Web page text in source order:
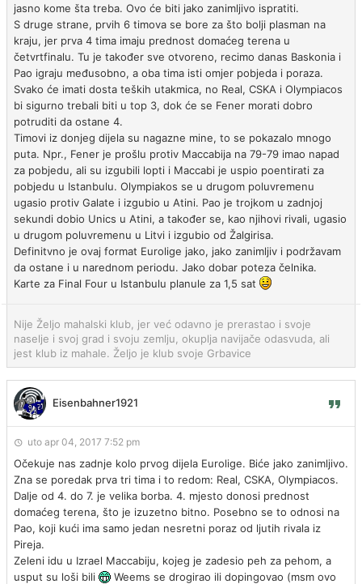
jasno kome šta treba. Ovo će biti jako zanimljivo ispratiti.
S druge strane, prvih 6 timova se bore za što bolji plasman na
kraju, jer prva 4 tima imaju prednost domaćeg terena u
četvrtfinalu. Tu je također sve otvoreno, recimo danas Baskonia i
Pao igraju međusobno, a oba tima isti omjer pobjeda i poraza.
Svako će imati dosta teških utakmica, no Real, CSKA i Olympiacos
bi sigurno trebali biti u top 3, dok će se Fener morati dobro
potruditi da ostane 4.
Timovi iz donjeg dijela su nagazne mine, to se pokazalo mnogo
puta. Npr., Fener je prošlu protiv Maccabija na 79-79 imao napad
za pobjedu, ali su izgubili lopti i Maccabi je uspio poentirati za
pobjedu u Istanbulu. Olympiakos se u drugom poluvremenu
ugasio protiv Galate i izgubio u Atini. Pao je trojkom u zadnjoj
sekundi dobio Unics u Atini, a također se, kao njihovi rivali, ugasio
u drugom poluvremenu u Litvi i izgubio od Žalgirisa.
Definitvno je ovaj format Eurolige jako, jako zanimljiv i podržavam
da ostane i u narednom periodu. Jako dobar poteza čelnika.
Karte za Final Four u Istanbulu planule za 1,5 sat
Nije Željo mahalski klub, jer već odavno je prerastao i svoje
naselje i svoj grad i svoju zemlju, okuplja navijače odasvuda, ali
jest klub iz mahale. Željo je klub svoje Grbavice
Eisenbahner1921
uto apr 04, 2017 7:52 pm
Očekuje nas zadnje kolo prvog dijela Eurolige. Biće jako zanimljivo.
Zna se poredak prva tri tima i to redom: Real, CSKA, Olympiacos.
Dalje od 4. do 7. je velika borba. 4. mjesto donosi prednost
domaćeg terena, što je izuzetno bitno. Posebno se to odnosi na
Pao, koji kući ima samo jedan nesretni poraz od ljutih rivala iz
Pireja.
Zeleni idu u Izrael Maccabiju, kojeg je zadesio peh za pehom, a
usput su loši bili
Weems se drogirao ili dopingovao (msm ovo